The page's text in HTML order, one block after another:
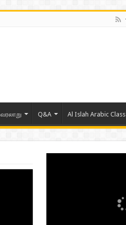
வரலாறு Q&A Al Islah Arabic Class